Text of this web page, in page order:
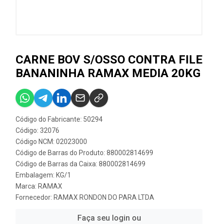
CARNE BOV S/OSSO CONTRA FILE
BANANINHA RAMAX MEDIA 20KG
Código do Fabricante: 50294
Código: 32076
Código NCM: 02023000
Código de Barras do Produto: 880002814699
Código de Barras da Caixa: 880002814699
Embalagem: KG/1
Marca: RAMAX
Fornecedor: RAMAX RONDON DO PARA LTDA
Faça seu login ou